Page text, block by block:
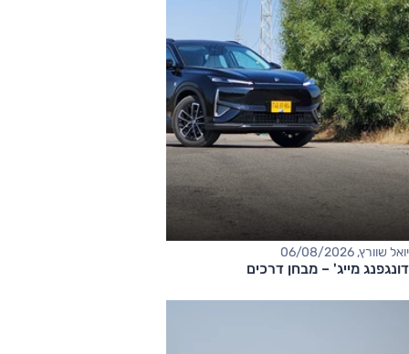
יואל שוורץ, 06/08/2026
דונגפנג מייג' – מבחן דרכים